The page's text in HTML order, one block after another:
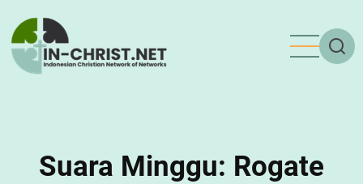
main
content
Suara Minggu: Rogate